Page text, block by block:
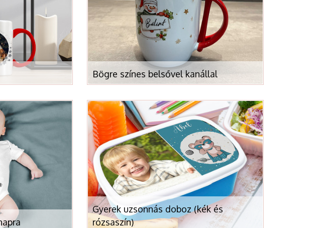
Bögre színes belsővel kanállal
Gyerek uzsonnás doboz (kék és
rózsaszín)